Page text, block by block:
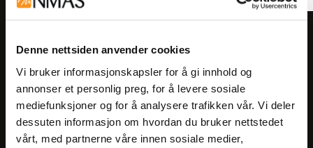
Denne nettsiden anvender cookies
Vi bruker informasjonskapsler for å gi innhold og
annonser et personlig preg, for å levere sosiale
mediefunksjoner og for å analysere trafikken vår. Vi deler
dessuten informasjon om hvordan du bruker nettstedet
vårt, med partnerne våre innen sosiale medier,
Meld deg på vårt nyhetsbrev!
arrangementer og kampanjer.
Meld på nyhetsbrev